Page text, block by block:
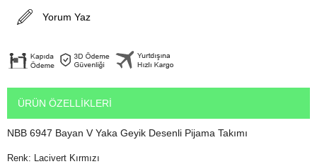
Yorum Yaz
ÜRÜN ÖZELLIKLERI
NBB 6947 Bayan V Yaka Geyik Desenli Pijama Takımı
Renk: Lacivert Kırmızı